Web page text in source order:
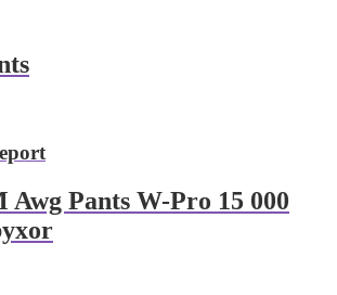
Awg Pants W-Pro 15 000